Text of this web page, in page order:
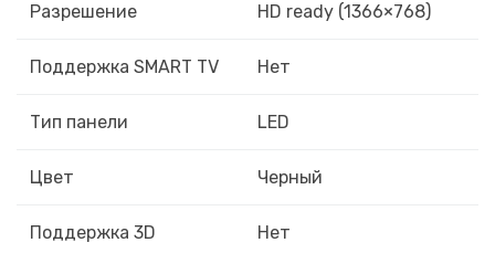
Разрешение HD ready (1366×768)
Поддержка SMART TV Нет
Тип панели LED
Цвет Черный
Поддержка 3D Нет